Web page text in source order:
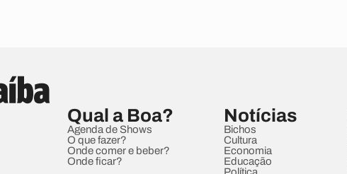
Qual a Boa?
Agenda de Shows
O que fazer?
Onde comer e beber?
Onde ficar?
Notícias
Bichos
Cultura
Economia
Educação